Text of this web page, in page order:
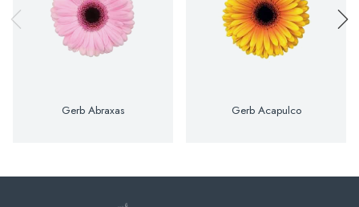
Gerb Abraxas Gerb Acapulco